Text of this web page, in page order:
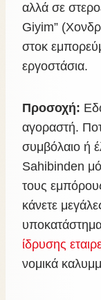
αλλά σε
Giyim”
στοκ
εργοστάσια.
Προσοχή:
αγοραστή.
συμβόλαιο ή
Sahibinden
τους
κάνετε
ίδρυσης
νομικά